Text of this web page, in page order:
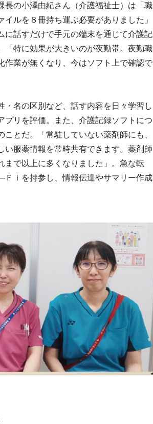
長の小澤由紀さん（介護福祉士）は「職
ルを８冊持ち運ぶ必要がありました」
に話すだけで手元の端末を通じて介護記
「特に効果が大きいのが夜勤帯。夜勤職
作業が無くなり、今はソフト上で確認で
名の区別など、話す内容を日々学習し
プリを評価。また、介護記録ソフトにつ
とだ。「常駐していない薬剤師にも、
服薬情報を常時共有できます。薬剤師
まで以上に多くなりました」。急な転
ｉを持参し、情報伝達やサマリー作成